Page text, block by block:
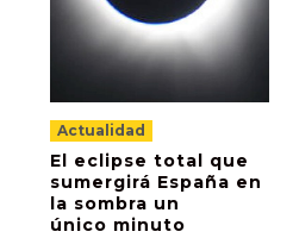
Actualidad
El eclipse total que
sumergirá España en
la sombra un
único minuto